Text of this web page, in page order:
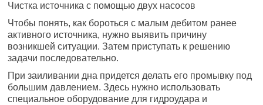
Чистка источника с помощью двух насосов
Чтобы понять, как бороться с малым дебитом ранее
активного источника, нужно выявить причину
возникшей ситуации. Затем приступать к решению
задачи последовательно.
При заиливании дна придется делать его промывку под
большим давлением. Здесь нужно использовать
специальное оборудование для гидроудара и